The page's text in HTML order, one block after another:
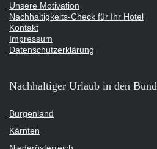
Unsere Motivation
Nachhaltigkeits-Check für Ihr Hotel
Kontakt
Impressum
Datenschutzerklärung
Nachhaltiger Urlaub in den
Burgenland
Kärnten